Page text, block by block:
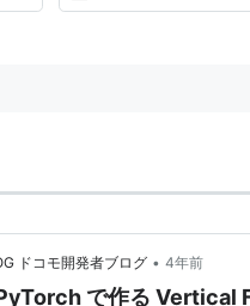
ドコモ開発者ブログ • 4年前
で作る